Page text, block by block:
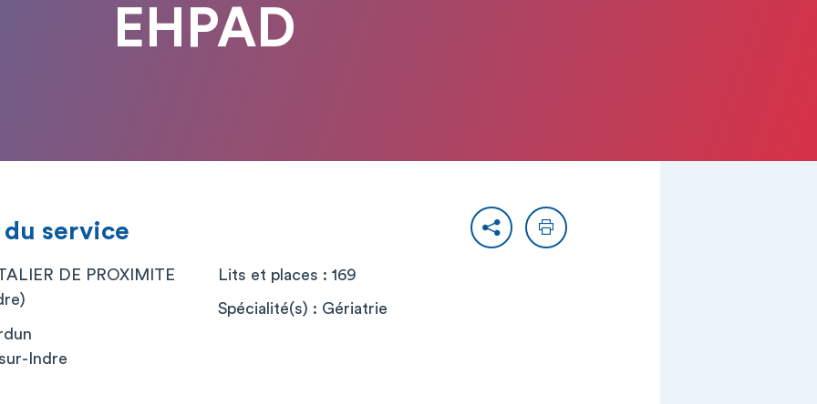
EHPAD
PartagerImprimer
service
DE PROXIMITE
Indre
Lits et places : 169
Spécialité(s) : Gériatrie